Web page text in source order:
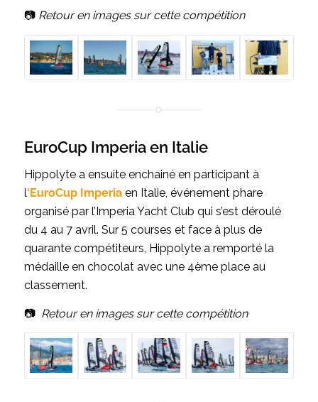
📷 Retour en images sur cette compétition
EuroCup Imperia en Italie
Hippolyte a ensuite enchainé en participant à
l‘EuroCup Imperiaen Italie, événement phare
organisé par l’Imperia Yacht Club qui s’est déroulé
du 4 au 7 avril. Sur 5 courses et face à plus de
quarante compétiteurs, Hippolyte a remporté la
médaille en chocolat avec une 4ème place au
classement.
📷 Retour en images sur cette compétition